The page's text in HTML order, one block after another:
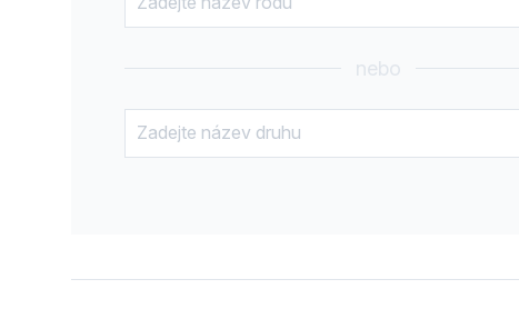
nebo